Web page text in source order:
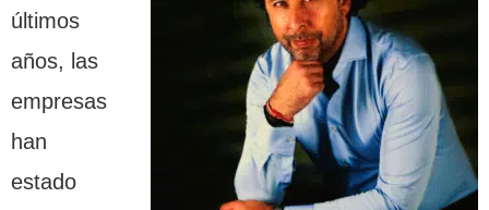
últimos
años, las
empresas
han
estado